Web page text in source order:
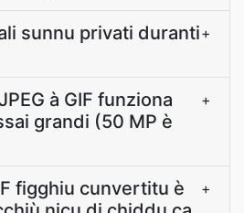
sunnu privati duranti+
à GIF funziona
grandi (50 MP è
+
figghiu cunvertitu è
+